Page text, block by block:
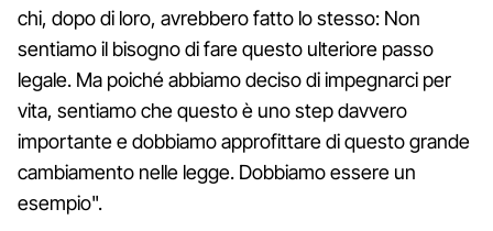
chi, dopo di loro, avrebbero fatto lo stesso: Non
sentiamo il bisogno di fare questo ulteriore passo
legale. Ma poiché abbiamo deciso di impegnarci per
vita, sentiamo che questo è uno step davvero
importante e dobbiamo approfittare di questo grande
cambiamento nelle legge. Dobbiamo essere un
esempio".